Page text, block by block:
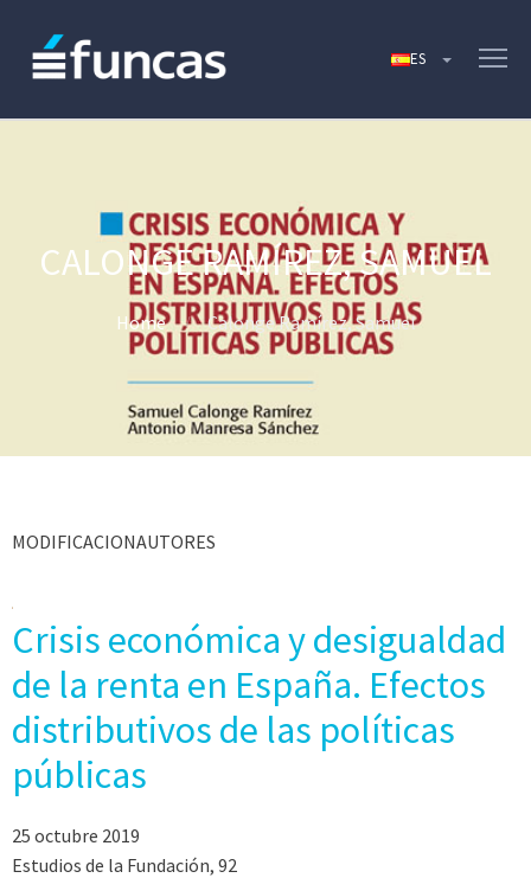
CALONGE RAMÍREZ, SAMUEL
Home Calonge Ramírez, Samuel
MODIFICACIONAUTORES
Crisis económica y desigualdad
de la renta en España. Efectos
distributivos de las políticas
públicas
25 octubre 2019
Estudios de la Fundación, 92